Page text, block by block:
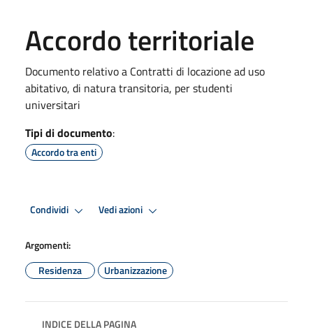
Accordo territoriale
Documento relativo a Contratti di locazione ad uso
abitativo, di natura transitoria, per studenti
universitari
Tipi di documento:
Accordo tra enti
Condividi Vedi azioni
Argomenti:
Residenza
Urbanizzazione
INDICE DELLA PAGINA